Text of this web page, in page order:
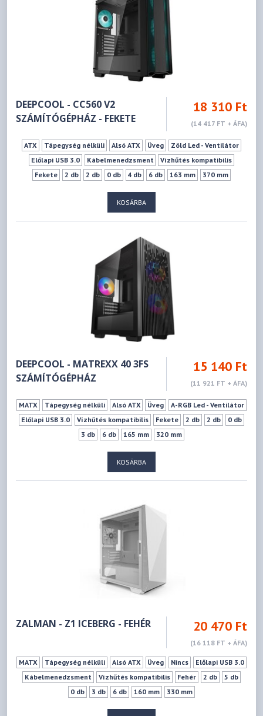
DEEPCOOL - CC560 V2
SZÁMÍTÓGÉPHÁZ - FEKETE
18 310 Ft
(14 417 FT + ÁFA)
ATX Tápegység nélküli Alsó ATX Üveg
Zöld Led - Ventilátor
Előlapi USB 3.0
Kábelmenedzsment
Vízhűtés kompatibilis
Fekete
2 db 2 db 0 db 4 db 6 db 163 mm 370 mm
KOSÁRBA
DEEPCOOL - MATREXX 40 3FS
SZÁMÍTÓGÉPHÁZ
15 140 Ft
(11 921 FT + ÁFA)
MATX Tápegység nélküli Alsó ATX Üveg
A-RGB Led - Ventilátor
Előlapi USB 3.0
Vízhűtés kompatibilis Fekete 2 db 2 db
0 db
3 db
6 db 165 mm 320 mm
KOSÁRBA
ZALMAN - Z1 ICEBERG - FEHÉR 20 470 Ft
(16 118 FT + ÁFA)
MATX Tápegység nélküli Alsó ATX Üveg Nincs
Előlapi USB 3.0
Kábelmenedzsment
Vízhűtés kompatibilis Fehér 2 db
5 db
0 db
3 db 6 db 160 mm 330 mm